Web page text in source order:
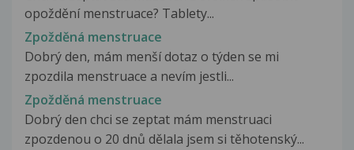
opoždění menstruace? Tablety...
Zpožděná menstruace
Dobrý den, mám menší dotaz o týden se mi
zpozdila menstruace a nevím jestli...
Zpožděná menstruace
Dobrý den chci se zeptat mám menstruaci
zpozdenou o 20 dnů dělala jsem si těhotenský...